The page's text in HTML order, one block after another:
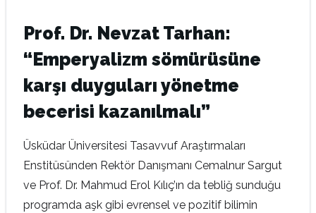
Prof. Dr. Nevzat Tarhan:
“Emperyalizm sömürüsüne
karşı duyguları yönetme
becerisi kazanılmalı”
Üsküdar Üniversitesi Tasavvuf Araştırmaları
Enstitüsünden Rektör Danışmanı Cemalnur Sargut
ve Prof. Dr. Mahmud Erol Kılıç’ın da tebliğ sunduğu
programda aşk gibi evrensel ve pozitif bilimin